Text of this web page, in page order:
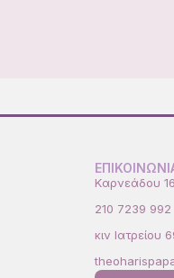
Kαρνεάδου
210 7239 992
κιν Ιατρείου